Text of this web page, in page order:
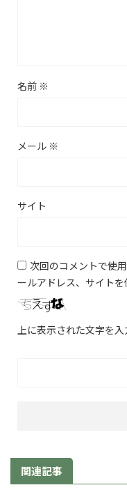
名前 ※
メール ※
サイト
次回のコメントで使
ールアドレス、サイトを
上に表示された文字を入
関連記事